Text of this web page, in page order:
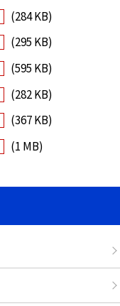
(284 KB)
(295 KB)
(595 KB)
(282 KB)
(367 KB)
(1 MB)